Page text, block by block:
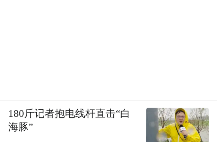
180斤记者抱电线杆直击“白
海豚”